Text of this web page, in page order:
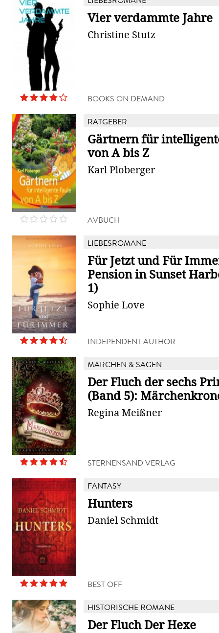
Vier verdammte Jahre
Christine Stutz
BOOKS ON DEMAND
RATGEBER
Gärtnern für
von A bis Z
Karl Ploberger
AVBUCH
LIEBESROMANE
Für Jetzt und Für
Pension in Sunset
1)
Sophie Love
INDEPENDENT AUTHOR
MÄRCHEN & SAGEN
Der Fluch der sechs
(Band 5):
Regina Meißner
STERNENSAND VERLAG
FANTASY
Hunters
Daniel Schmidt
BEST OFF
HISTORISCHE ROMANE
Der Fluch Der Hexe